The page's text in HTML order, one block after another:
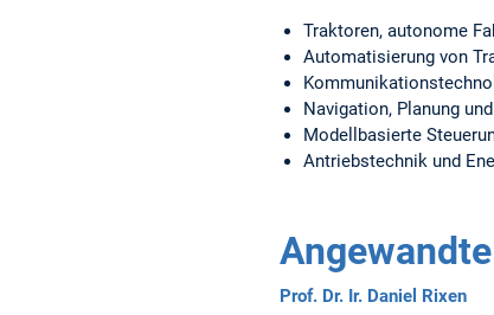
Traktoren, autonome
Automatisierung von
Navigation, Planung
Modellbasierte
Antriebstechnik und
Prof. Dr. Ir. Daniel Rixen